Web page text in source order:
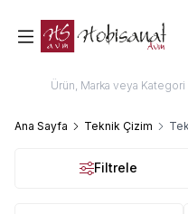
Ana Sayfa Teknik Çizim
Filtrele